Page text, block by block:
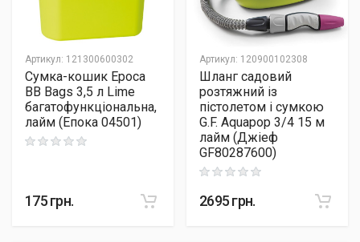
Артикул: 121300600302
Сумка-кошик Epoca
BB Bags 3,5 л Lime
багатофункціональна,
лайм (Епока 04501)
Rating: 0 out of 5
175грн.
Артикул: 120900102308
Шланг садовий
розтяжний із
пістолетом і сумкою
G.F. Aquapop 3/4 15 м
лайм (Джіеф
GF80287600)
Rating: 0 out of 5
2695грн.